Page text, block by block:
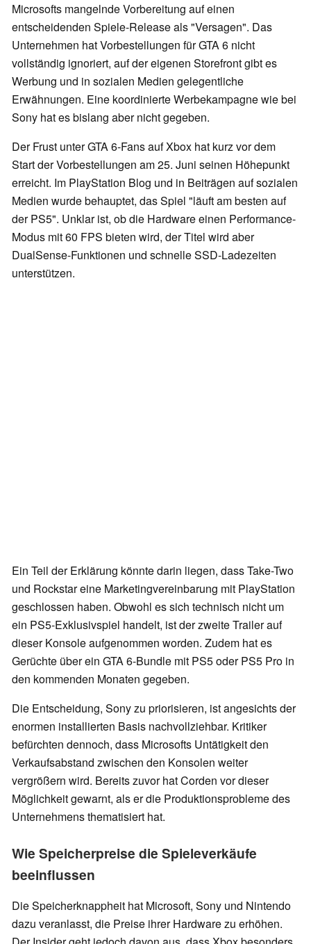
Microsofts mangelnde Vorbereitung auf einen
entscheidenden Spiele-Release als "Versagen". Das
Unternehmen hat Vorbestellungen für GTA 6 nicht
vollständig ignoriert, auf der eigenen Storefront gibt es
Werbung und in sozialen Medien gelegentliche
Erwähnungen. Eine koordinierte Werbekampagne wie bei
Sony hat es bislang aber nicht gegeben.
Der Frust unter GTA 6-Fans auf Xbox hat kurz vor dem
Start der Vorbestellungen am 25. Juni seinen Höhepunkt
erreicht. Im PlayStation Blog und in Beiträgen auf sozialen
Medien wurde behauptet, das Spiel "läuft am besten auf
der PS5". Unklar ist, ob die Hardware einen Performance-
Modus mit 60 FPS bieten wird, der Titel wird aber
DualSense-Funktionen und schnelle SSD-Ladezeiten
unterstützen.
Ein Teil der Erklärung könnte darin liegen, dass Take-Two
und Rockstar eine Marketingvereinbarung mit PlayStation
geschlossen haben. Obwohl es sich technisch nicht um
ein PS5-Exklusivspiel handelt, ist der zweite Trailer auf
dieser Konsole aufgenommen worden. Zudem hat es
Gerüchte über ein GTA 6-Bundle mit PS5 oder PS5 Pro in
den kommenden Monaten gegeben.
Die Entscheidung, Sony zu priorisieren, ist angesichts der
enormen installierten Basis nachvollziehbar. Kritiker
befürchten dennoch, dass Microsofts Untätigkeit den
Verkaufsabstand zwischen den Konsolen weiter
vergrößern wird. Bereits zuvor hat Corden vor dieser
Möglichkeit gewarnt, als er die Produktionsprobleme des
Unternehmens thematisiert hat.
Wie Speicherpreise die Spieleverkäufe
beeinflussen
Die Speicherknappheit hat Microsoft, Sony und Nintendo
dazu veranlasst, die Preise ihrer Hardware zu erhöhen.